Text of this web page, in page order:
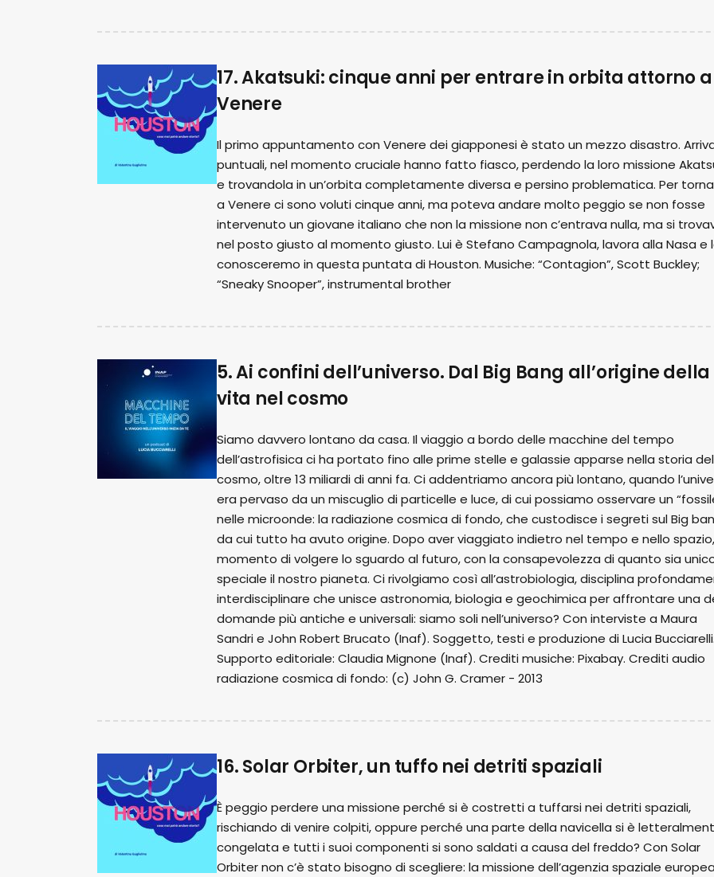
17. Akatsuki: cinque anni per entrare in orbita attorno a
Venere
Il primo appuntamento con Venere dei giapponesi è stato un mezzo disastro.
puntuali, nel momento cruciale hanno fatto fiasco, perdendo la loro missione
e trovandola in un’orbita completamente diversa e persino problematica. Per
a Venere ci sono voluti cinque anni, ma poteva andare molto peggio se non fosse
intervenuto un giovane italiano che non la missione non c’entrava nulla, ma si
nel posto giusto al momento giusto. Lui è Stefano Campagnola, lavora alla Nasa e
conosceremo in questa puntata di Houston. Musiche: “Contagion”, Scott Buckley;
“Sneaky Snooper”, instrumental brother
5. Ai confini dell’universo. Dal Big Bang all’origine della
vita nel cosmo
Siamo davvero lontano da casa. Il viaggio a bordo delle macchine del tempo
dell’astrofisica ci ha portato fino alle prime stelle e galassie apparse nella storia del
cosmo, oltre 13 miliardi di anni fa. Ci addentriamo ancora più lontano, quando
era pervaso da un miscuglio di particelle e luce, di cui possiamo osservare un
nelle microonde: la radiazione cosmica di fondo, che custodisce i segreti sul Big
da cui tutto ha avuto origine. Dopo aver viaggiato indietro nel tempo e nello
momento di volgere lo sguardo al futuro, con la consapevolezza di quanto sia
speciale il nostro pianeta. Ci rivolgiamo così all’astrobiologia, disciplina
interdisciplinare che unisce astronomia, biologia e geochimica per affrontare una
domande più antiche e universali: siamo soli nell’universo? Con interviste a Maura
Sandri e John Robert Brucato (Inaf). Soggetto, testi e produzione di Lucia Bucciarelli.
Supporto editoriale: Claudia Mignone (Inaf). Crediti musiche: Pixabay. Crediti audio
radiazione cosmica di fondo: (c) John G. Cramer - 2013
16. Solar Orbiter, un tuffo nei detriti spaziali
È peggio perdere una missione perché si è costretti a tuffarsi nei detriti spaziali,
rischiando di venire colpiti, oppure perché una parte della navicella si è
congelata e tutti i suoi componenti si sono saldati a causa del freddo? Con Solar
Orbiter non c’è stato bisogno di scegliere: la missione dell’agenzia spaziale europea